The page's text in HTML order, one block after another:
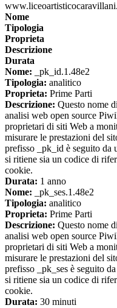
Nome
Tipologia
Proprieta
Descrizione
Durata
Nome: _pk_id.1.48e2
Tipologia: analitico
Proprieta: Prime Parti
Descrizione: Questo nome
analisi web open source
proprietari di siti Web a
misurare le prestazioni del
prefisso _pk_id è seguito da
si ritiene sia un codice di
cookie.
Durata: 1 anno
Nome: _pk_ses.1.48e2
Tipologia: analitico
Proprieta: Prime Parti
Descrizione: Questo nome
analisi web open source
proprietari di siti Web a
misurare le prestazioni del
prefisso _pk_ses è seguito
si ritiene sia un codice di
cookie.
Durata: 30 minuti